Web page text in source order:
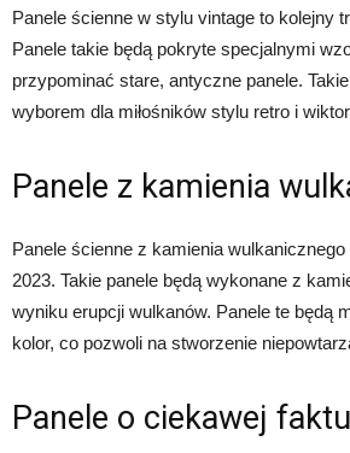
Panele ścienne w stylu vintage to kolejny
Panele takie będą pokryte specjalnymi
przypominać stare, antyczne panele.
wyborem dla miłośników stylu retro i
Panele z kamienia
Panele ścienne z kamienia
2023. Takie panele będą wykonane z
wyniku erupcji wulkanów. Panele te będą
kolor, co pozwoli na stworzenie
Panele o ciekawej